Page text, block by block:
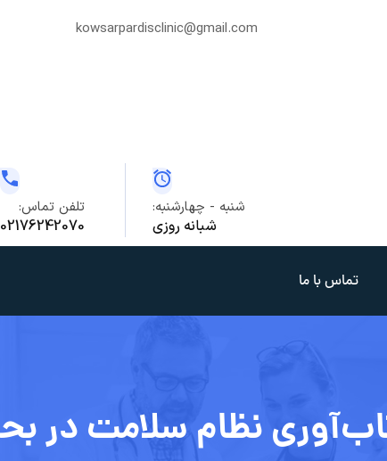
kowsarpardisclinic@gmail.com
شنبه - چهارشنبه:
شبانه روزی
تلفن تماس:
02176242070
تماس با ما